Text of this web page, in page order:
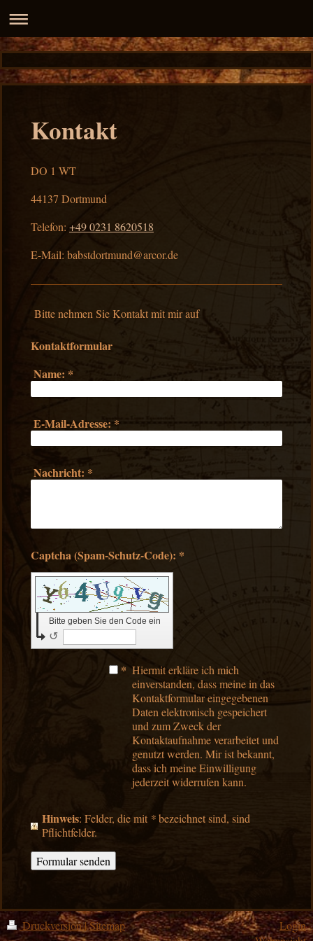
Kontakt
DO 1 WT
44137 Dortmund
Telefon: +49 0231 8620518
E-Mail: babstdortmund@arcor.de
Bitte nehmen Sie Kontakt mit mir auf
Kontaktformular
Name: *
E-Mail-Adresse: *
Nachricht: *
Captcha (Spam-Schutz-Code): *
Bitte geben Sie den Code ein
↺
* Hiermit erkläre ich mich
einverstanden, dass meine in das
Kontaktformular eingegebenen
Daten elektronisch gespeichert
und zum Zweck der
Kontaktaufnahme verarbeitet und
genutzt werden. Mir ist bekannt,
dass ich meine Einwilligung
jederzeit widerrufen kann.
Hinweis : Felder, die mit *bezeichnet sind, sind
Pflichtfelder.
Druckversion|Sitemap
Login